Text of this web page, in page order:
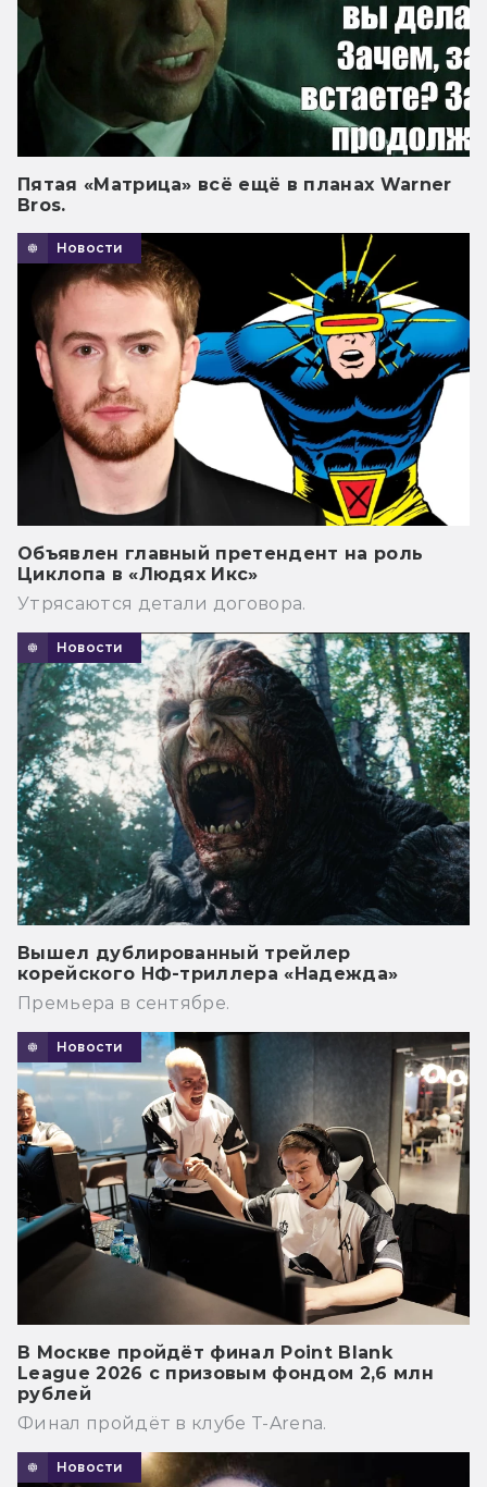
Пятая «Матрица» всё ещё в планах Warner
Bros.
Новости
Объявлен главный претендент на роль
Циклопа в «Людях Икс»
Утрясаются детали договора.
Новости
Вышел дублированный трейлер
корейского НФ-триллера «Надежда»
Премьера в сентябре.
Новости
В Москве пройдёт финал Point Blank
League 2026 с призовым фондом 2,6 млн
рублей
Финал пройдёт в клубе T-Arena.
Новости